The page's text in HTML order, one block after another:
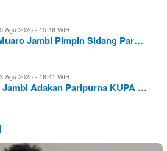
Agu 2025 - 15:46 WIB
Jambi Pimpin Sidang Par…
Agu 2025 - 18:41 WIB
Jambi Adakan Paripurna KUPA …